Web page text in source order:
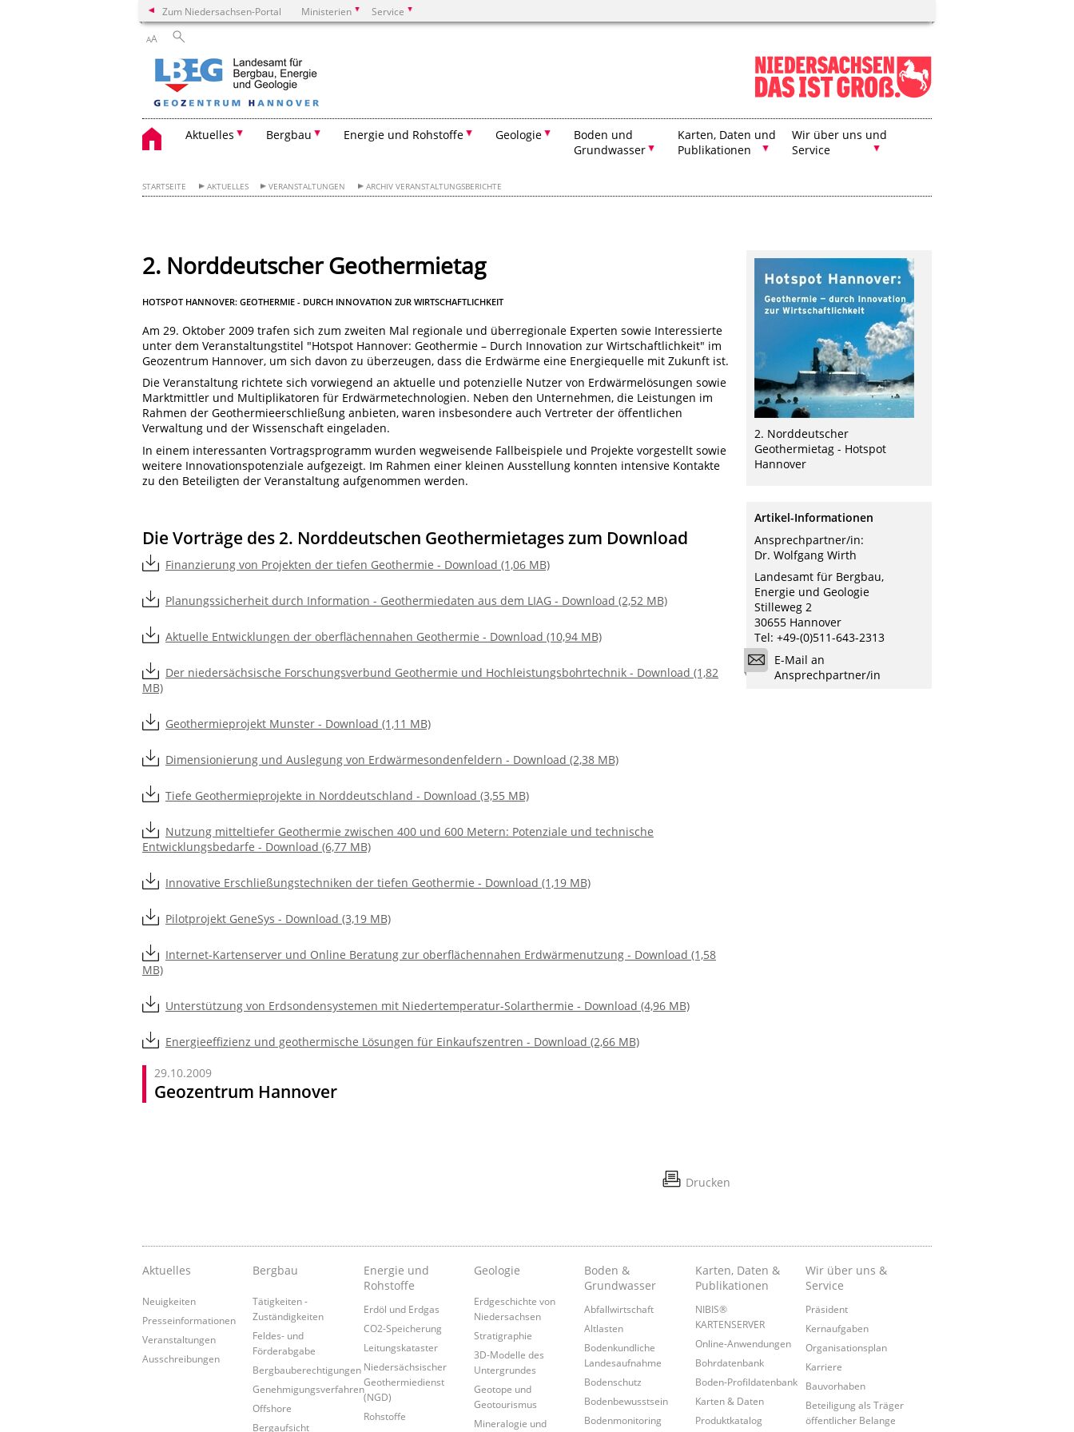
Zum Niedersachsen-Portal Ministerien Service
AA
Aktuelles Bergbau Energie und Rohstoffe Geologie
Boden und
Grundwasser
Karten, Daten und
Publikationen
Wir über uns und
Service
STARTSEITE AKTUELLES VERANSTALTUNGEN ARCHIV VERANSTALTUNGSBERICHTE
2. Norddeutscher Geothermietag
HOTSPOT HANNOVER: GEOTHERMIE - DURCH INNOVATION ZUR WIRTSCHAFTLICHKEIT
Am 29. Oktober 2009 trafen sich zum zweiten Mal regionale und überregionale Experten sowie Interessierte
unter dem Veranstaltungstitel "Hotspot Hannover: Geothermie – Durch Innovation zur Wirtschaftlichkeit" im
Geozentrum Hannover, um sich davon zu überzeugen, dass die Erdwärme eine Energiequelle mit Zukunft ist.
Die Veranstaltung richtete sich vorwiegend an aktuelle und potenzielle Nutzer von Erdwärmelösungen sowie
Marktmittler und Multiplikatoren für Erdwärmetechnologien. Neben den Unternehmen, die Leistungen im
Rahmen der Geothermieerschließung anbieten, waren insbesondere auch Vertreter der öffentlichen
Verwaltung und der Wissenschaft eingeladen.
In einem interessanten Vortragsprogramm wurden wegweisende Fallbeispiele und Projekte vorgestellt sowie
weitere Innovationspotenziale aufgezeigt. Im Rahmen einer kleinen Ausstellung konnten intensive Kontakte
zu den Beteiligten der Veranstaltung aufgenommen werden.
Die Vorträge des 2. Norddeutschen Geothermietages zum Download
Finanzierung von Projekten der tiefen Geothermie - Download (1,06 MB)
Planungssicherheit durch Information - Geothermiedaten aus dem LIAG - Download (2,52 MB)
Aktuelle Entwicklungen der oberflächennahen Geothermie - Download (10,94 MB)
Der niedersächsische Forschungsverbund Geothermie und Hochleistungsbohrtechnik - Download (1,82
MB)
Geothermieprojekt Munster - Download (1,11 MB)
Dimensionierung und Auslegung von Erdwärmesondenfeldern - Download (2,38 MB)
Tiefe Geothermieprojekte in Norddeutschland - Download (3,55 MB)
Nutzung mitteltiefer Geothermie zwischen 400 und 600 Metern: Potenziale und technische
Entwicklungsbedarfe - Download (6,77 MB)
Innovative Erschließungstechniken der tiefen Geothermie - Download (1,19 MB)
Pilotprojekt GeneSys - Download (3,19 MB)
Internet-Kartenserver und Online Beratung zur oberflächennahen Erdwärmenutzung - Download (1,58
MB)
Unterstützung von Erdsondensystemen mit Niedertemperatur-Solarthermie - Download (4,96 MB)
Energieeffizienz und geothermische Lösungen für Einkaufszentren - Download (2,66 MB)
29.10.2009
Geozentrum Hannover
Drucken
2. Norddeutscher
Geothermietag - Hotspot
Hannover
Artikel-Informationen
Ansprechpartner/in:
Dr. Wolfgang Wirth
Landesamt für Bergbau,
Energie und Geologie
Stilleweg 2
30655 Hannover
Tel: +49-(0)511-643-2313
E-Mail an
Ansprechpartner/in
Aktuelles
Neuigkeiten
Presseinformationen
Veranstaltungen
Ausschreibungen
Bergbau
Tätigkeiten -
Zuständigkeiten
Feldes- und
Förderabgabe
Bergbauberechtigungen
Genehmigungsverfahren
Offshore
Bergaufsicht
Energie und
Rohstoffe
Erdöl und Erdgas
CO2-Speicherung
Leitungskataster
Niedersächsischer
Geothermiedienst
(NGD)
Rohstoffe
Geologie
Erdgeschichte von
Niedersachsen
Stratigraphie
3D-Modelle des
Untergrundes
Geotope und
Geotourismus
Mineralogie und
Boden &
Grundwasser
Abfallwirtschaft
Altlasten
Bodenkundliche
Landesaufnahme
Bodenschutz
Bodenbewusstsein
Bodenmonitoring
Karten, Daten &
Publikationen
NIBIS®
KARTENSERVER
Online-Anwendungen
Bohrdatenbank
Boden-Profildatenbank
Karten & Daten
Produktkatalog
Wir über uns &
Service
Präsident
Kernaufgaben
Organisationsplan
Karriere
Bauvorhaben
Beteiligung als Träger
öffentlicher Belange